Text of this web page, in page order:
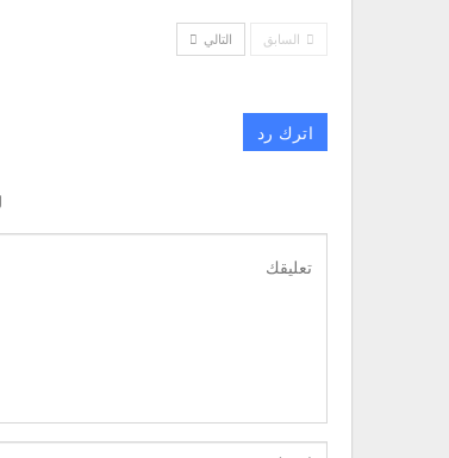
السابق التالي
اترك رد